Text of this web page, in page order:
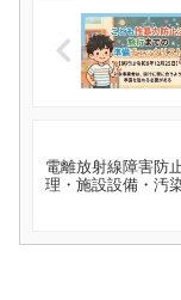
電離放射線障害防
理・施設設備・汚